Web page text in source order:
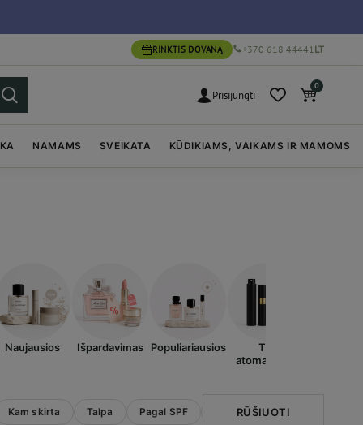
RINKTIS DOVANĄ +370 618 44441LT
Prisijungti
0
NAMAMS SVEIKATA KŪDIKIAMS, VAIKAMS IR MAMOMS
Naujausios Išpardavimas Populiariausios
Tik
atomaizeriai
Kam skirta Talpa Pagal SPF Informacija
RŪŠIUOTI